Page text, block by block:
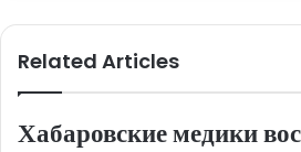
Related Articles
Хабаровские медики